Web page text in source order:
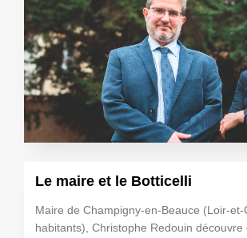
Le maire et le Botticelli
Maire de Champigny-en-Beauce (Loir-et-
habitants), Christophe Redouin découvre